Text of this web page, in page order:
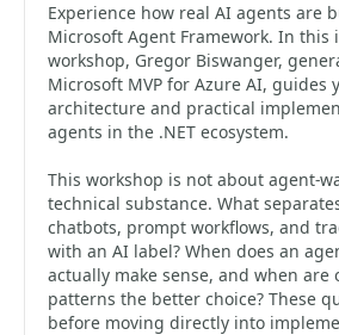
Experience how real AI agents are
Microsoft Agent Framework. In this
workshop, Gregor Biswanger,
Microsoft MVP for Azure AI, guides
architecture and practical
agents in the .NET ecosystem.
This workshop is not about agent-
technical substance. What
chatbots, prompt workflows, and
with an AI label? When does an
actually make sense, and when
patterns the better choice? These
before moving directly into